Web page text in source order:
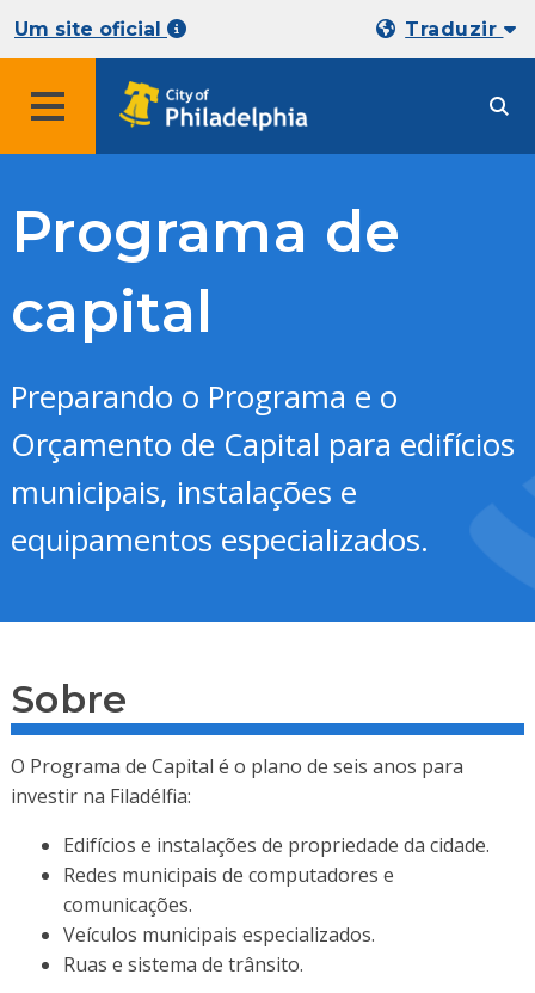
Um site oficial Traduzir
Programa de
capital
Preparando o Programa e o
Orçamento de Capital para edifícios
municipais, instalações e
equipamentos especializados.
Sobre
O Programa de Capital é o plano de seis anos para
investir na Filadélfia:
Edifícios e instalações de propriedade da cidade.
Redes municipais de computadores e
comunicações.
Veículos municipais especializados.
Ruas e sistema de trânsito.